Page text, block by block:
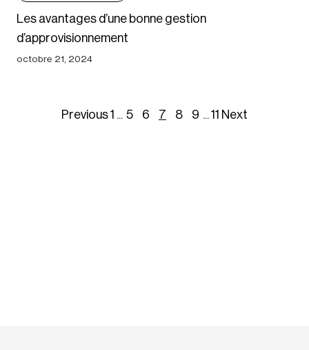
Les avantages d’une bonne gestion
d’approvisionnement
octobre 21, 2024
Previous1 ... 5 6 7 8 9 ...11 Next